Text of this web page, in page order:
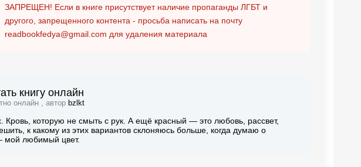
ЗАПРЕЩЕН! Если в книге присутствует наличие пропаганды ЛГБТ и
другого, запрещенного контента - просьба написать на почту
readbookfedya@gmail.com для удаления материала
книгу онлайн
онлайн , автор bzlkt
Кровь, которую не смыть с рук. А ещё красный — это любовь, рассвет,
к какому из этих вариантов склоняюсь больше, когда думаю о
мой любимый цвет.